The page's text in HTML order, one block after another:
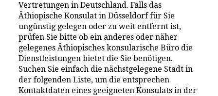
Vertretungen in Deutschland. Falls das
Äthiopische Konsulat in Düsseldorf für Sie
ungünstig gelegen oder zu weit entfernt ist,
prüfen Sie bitte ob ein anderes oder näher
gelegenes Äthiopisches konsularische Büro die
Dienstleistungen bietet die Sie benötigen.
Suchen Sie einfach die nächstgelegene Stadt in
der folgenden Liste, um die entsprechen
Kontaktdaten eines geeigneten Konsulats in der